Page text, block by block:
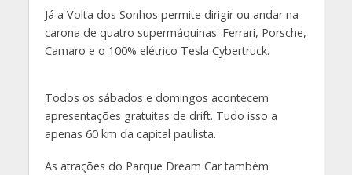
Já a Volta dos Sonhos permite dirigir ou andar na
carona de quatro supermáquinas: Ferrari, Porsche,
Camaro e o 100% elétrico Tesla Cybertruck.
Todos os sábados e domingos acontecem
apresentações gratuitas de drift. Tudo isso a
apenas 60 km da capital paulista.
As atrações do Parque Dream Car também